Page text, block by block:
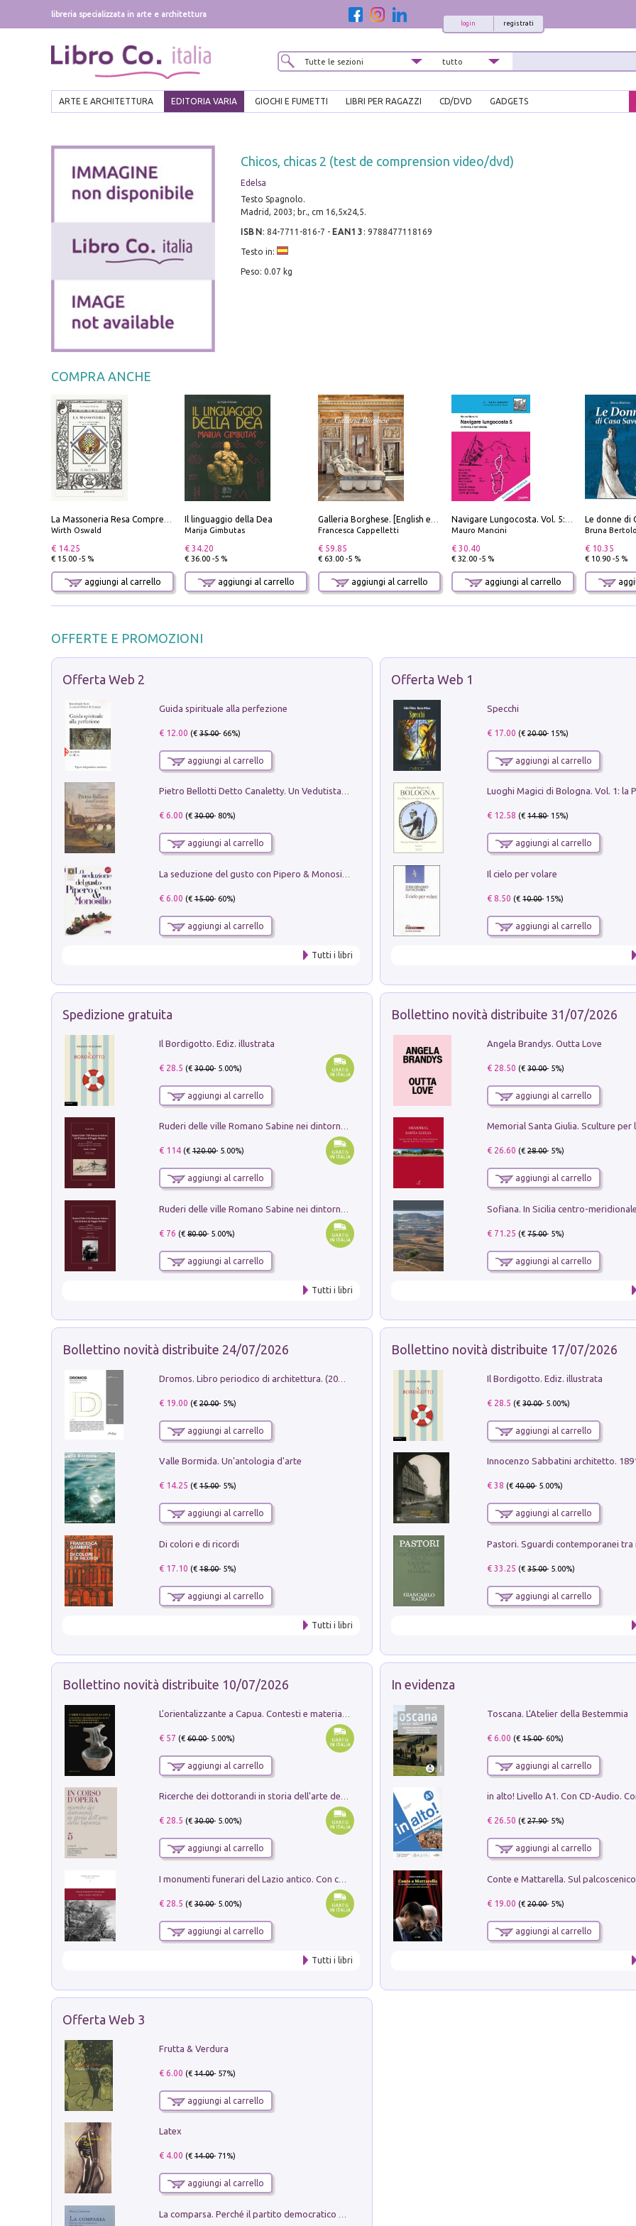
libreria specializzata in arte e architettura
registrati
login
ARTE E ARCHITETTURA EDITORIA VARIA GIOCHI E FUMETTI LIBRI PER RAGAZZI CD/DVD GADGETS
Chicos, chicas 2 (test de comprension video/dvd)
Edelsa
Testo Spagnolo.
Madrid, 2003; br., cm 16,5x24,5.
ISBN : 84-7711-816-7 - EAN13 : 9788477118169
Testo in:
Peso: 0.07 kg
COMPRA ANCHE
La Massoneria Resa Comprensibile ai Suoi Adepti. Vol. 3: il Maestro.
Wirth Oswald
€ 14.25
€ 15.00 -5 %
aggiungi al carrello
Il linguaggio della Dea
Marija Gimbutas
€ 34.20
€ 36.00 -5 %
aggiungi al carrello
Galleria Borghese. [English edition]
Francesca Cappelletti
€ 59.85
€ 63.00 -5 %
aggiungi al carrello
Navigare Lungocosta. Vol. 5: Corsica e Sardegna
Mauro Mancini
€ 30.40
€ 32.00 -5 %
aggiungi al carrello
Le donne di
Bruna Bertolo
€ 10.35
€ 10.90 -5 %
OFFERTE E PROMOZIONI
Offerta Web 2
Guida spirituale alla perfezione
€ 12.00 (€35.00- 66%)
aggiungi al carrello
Pietro Bellotti Detto Canaletty. Un Vedutista Veneziano nella Francia dell'Ancien Régime
€ 6.00 (€30.00- 80%)
aggiungi al carrello
€ 6.00 (€15.00- 60%)
aggiungi al carrello
Tutti i libri
Offerta Web 1
Specchi
€ 17.00 (€20.00- 15%)
aggiungi al carrello
€ 12.58 (€14.80- 15%)
aggiungi al carrello
Il cielo per volare
€ 8.50 (€10.00- 15%)
aggiungi al carrello
Spedizione gratuita
Il Bordigotto. Ediz. illustrata
€ 28.5 (€30.00- 5.00%)
aggiungi al carrello
Ruderi delle ville Romano Sabine nei dintorni di Poggio Mirteto. Illustrati dal dott.re prof.re cav.re Ercole Nardi regio ispettore degli scavi e monumenti. Anno 1885. Tavole e studio. Con 25 tavole fuori testo in cartella editoriale
€ 114(€120.00- 5.00%)
aggiungi al carrello
€ 76 (€80.00- 5.00%)
aggiungi al carrello
Tutti i libri
Bollettino novità distribuite 31/07/2026
Angela Brandys. Outta Love
€ 28.50 (€30.00- 5%)
aggiungi al carrello
€ 26.60 (€28.00- 5%)
aggiungi al carrello
€ 71.25 (€75.00- 5%)
aggiungi al carrello
Bollettino novità distribuite 24/07/2026
Dromos. Libro periodico di architettura. (2026). Vol. 15: Post-model
€ 19.00 (€20.00- 5%)
aggiungi al carrello
Valle Bormida. Un'antologia d'arte
€ 14.25 (€15.00- 5%)
aggiungi al carrello
Di colori e di ricordi
€ 17.10 (€18.00- 5%)
aggiungi al carrello
Tutti i libri
Bollettino novità distribuite 17/07/2026
Il Bordigotto. Ediz. illustrata
€ 28.5 (€30.00- 5.00%)
aggiungi al carrello
Innocenzo Sabbatini architetto.
€ 38 (€40.00- 5.00%)
aggiungi al carrello
€ 33.25 (€35.00- 5.00%)
aggiungi al carrello
Bollettino novità distribuite 10/07/2026
€ 57 (€60.00- 5.00%)
aggiungi al carrello
Ricerche dei dottorandi in storia dell'arte della Sapienza
€ 28.5 (€30.00- 5.00%)
aggiungi al carrello
I monumenti funerari del Lazio antico. Con cartella con tavole
€ 28.5 (€30.00- 5.00%)
aggiungi al carrello
Tutti i libri
In evidenza
Toscana. L'Atelier della Bestemmia
€ 6.00 (€15.00- 60%)
aggiungi al carrello
€ 26.50 (€27.90- 5%)
aggiungi al carrello
€ 19.00 (€20.00- 5%)
aggiungi al carrello
Offerta Web 3
Frutta & Verdura
€ 6.00 (€14.00- 57%)
aggiungi al carrello
Latex
€ 4.00 (€14.00- 71%)
aggiungi al carrello